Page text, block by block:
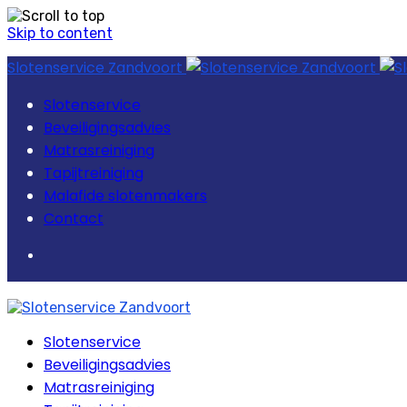
Skip to content
Slotenservice Zandvoort
Slotenservice
Beveiligingsadvies
Matrasreiniging
Tapijtreiniging
Malafide slotenmakers
Contact
Slotenservice
Beveiligingsadvies
Matrasreiniging